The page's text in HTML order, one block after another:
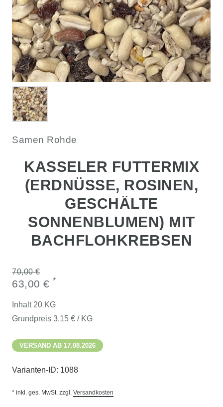
Samen Rohde
KASSELER FUTTERMIX
(ERDNÜSSE, ROSINEN,
GESCHÄLTE
SONNENBLUMEN) MIT
BACHFLOHKREBSEN
70,00 €
63,00 € *
Inhalt 20 KG
Grundpreis 3,15 € / KG
VERSAND AB 17.08.2026
Varianten-ID: 1088
* inkl. ges. MwSt. zzgl. Versandkosten